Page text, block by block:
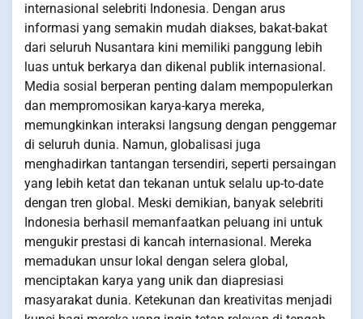
internasional selebriti Indonesia. Dengan arus
informasi yang semakin mudah diakses, bakat-bakat
dari seluruh Nusantara kini memiliki panggung lebih
luas untuk berkarya dan dikenal publik internasional.
Media sosial berperan penting dalam mempopulerkan
dan mempromosikan karya-karya mereka,
memungkinkan interaksi langsung dengan penggemar
di seluruh dunia. Namun, globalisasi juga
menghadirkan tantangan tersendiri, seperti persaingan
yang lebih ketat dan tekanan untuk selalu up-to-date
dengan tren global. Meski demikian, banyak selebriti
Indonesia berhasil memanfaatkan peluang ini untuk
mengukir prestasi di kancah internasional. Mereka
memadukan unsur lokal dengan selera global,
menciptakan karya yang unik dan diapresiasi
masyarakat dunia. Ketekunan dan kreativitas menjadi